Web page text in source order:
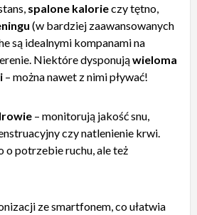
spalone kalorieczy tętno,
(w bardziej zaawansowanych
są idealnymi kompanami na
Niektóre dysponująwieloma
– można nawet z nimi pływać!
– monitorują jakość snu,
czy natlenienie krwi.
o potrzebie ruchu, ale też
ze smartfonem, co ułatwia